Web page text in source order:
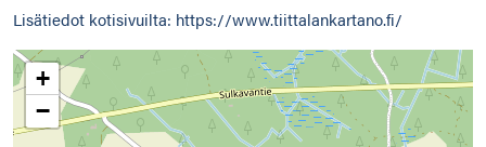
Lisätiedot kotisivuilta: https://www.tiittalankartano.fi/
+
−